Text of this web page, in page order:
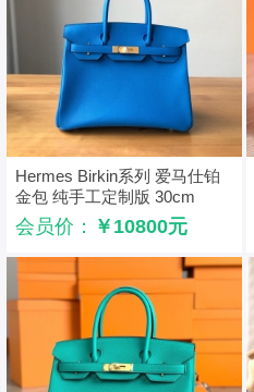
Hermes Birkin系列 爱马仕铂
金包 纯手工定制版 30cm
EPSOM皮 水妖蓝
会员价： ￥10800元